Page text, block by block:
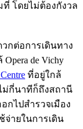
โดยไม่ต้องกังวล
กต่อการเดินทาง
de Vichy
ที่อยู่ใกล้
ม่กี่นาทีก็ถึงสถานี
ไปสำรวจเมือง
จ่ายในการเดิน